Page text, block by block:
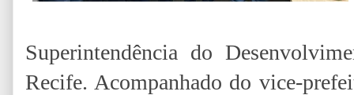
Superintendência do
Recife. Acompanhado do vice-